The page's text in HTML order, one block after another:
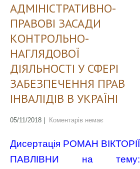
АДМІНІСТРАТИВНО-
ПРАВОВІ ЗАСАДИ
КОНТРОЛЬНО-
НАГЛЯДОВОЇ
ДІЯЛЬНОСТІ У СФЕРІ
ЗАБЕЗПЕЧЕННЯ ПРАВ
ІНВАЛІДІВ В УКРАЇНІ
05/11/2018 Коментарів немає
Дисертація РОМАН ВІКТОРІЇ
ПАВЛІВНИ на тему: